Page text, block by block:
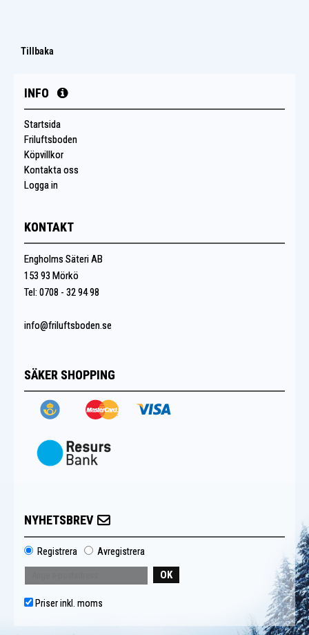
Tillbaka
INFO
Startsida
Friluftsboden
Köpvillkor
Kontakta oss
Logga in
KONTAKT
Engholms Säteri AB
153 93 Mörkö
Tel: 0708 - 32 94 98
info@friluftsboden.se
SÄKER SHOPPING
NYHETSBREV
Registrera Avregistrera
OK
Priser inkl. moms